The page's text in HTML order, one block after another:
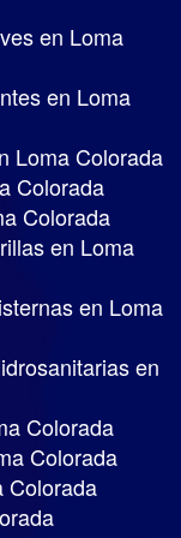
en Loma
en Loma
Loma Colorada
Colorada
Colorada
en Loma
en Loma
en
Colorada
Colorada
Colorada